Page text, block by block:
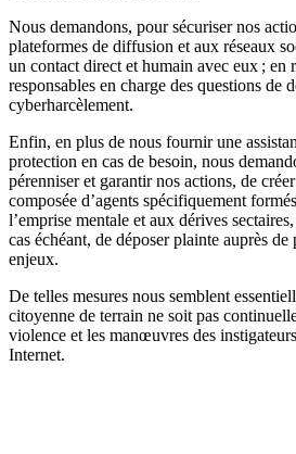
Nous demandons, pour sécuriser nos
plateformes de diffusion et aux réseaux
un contact direct et humain avec eux ; en
responsables en charge des questions de
cyberharcèlement.
Enfin, en plus de nous fournir une
protection en cas de besoin, nous
pérenniser et garantir nos actions, de
composée d’agents spécifiquement
l’emprise mentale et aux dérives
cas échéant, de déposer plainte auprès de
enjeux.
De telles mesures nous semblent
citoyenne de terrain ne soit pas
violence et les manœuvres des
Internet.